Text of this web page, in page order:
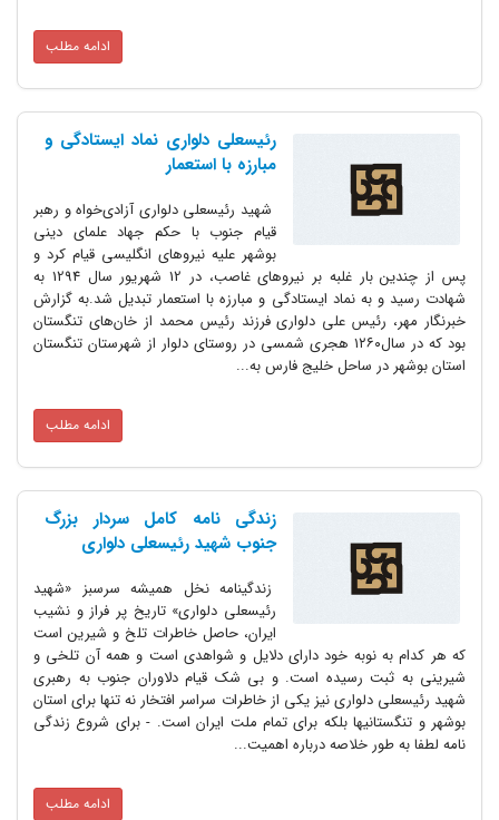
ادامه مطلب
رئیسعلی دلواری نماد ایستادگی و
مبارزه با استعمار
شهید رئیسعلی دلواری آزادی‌خواه و رهبر
قیام جنوب با حکم جهاد علمای دینی
بوشهر علیه نیروهای انگلیسی قیام کرد و
پس از چندین بار غلبه بر نیروهای غاصب، در 12 شهریور سال 1294 به
شهادت رسید و به نماد ایستادگی و مبارزه با استعمار تبدیل شد.به گزارش
خبرنگار مهر، رئیس علی دلواری فرزند رئیس محمد از خان‌های تنگستان
بود که در سال۱۲۶۰ هجری شمسی در روستای دلوار از شهرستان تنگستان
استان بوشهر در ساحل خلیج فارس به...
ادامه مطلب
زندگی نامه کامل سردار بزرگ
جنوب شهید رئیسعلی دلواری
زندگینامه نخل همیشه سرسبز «شهید
رئیسعلی دلواری» تاریخ پر فراز و نشیب
ایران، حاصل خاطرات تلخ و شیرین است
که هر کدام به نوبه خود دارای دلایل و شواهدی است و همه آن تلخی و
شیرینی به ثبت رسیده است. و بی شک قیام دلاوران جنوب به رهبری
شهید رئیسعلی دلواری نیز یکی از خاطرات سراسر افتخار نه تنها برای استان
بوشهر و تنگستانیها بلکه برای تمام ملت ایران است. - برای شروع زندگی
نامه لطفا به طور خلاصه درباره اهمیت...
ادامه مطلب